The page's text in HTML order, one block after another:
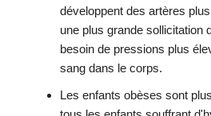
développent des artères
une plus grande
besoin de pressions plus
sang dans le corps.
Les enfants obèses sont